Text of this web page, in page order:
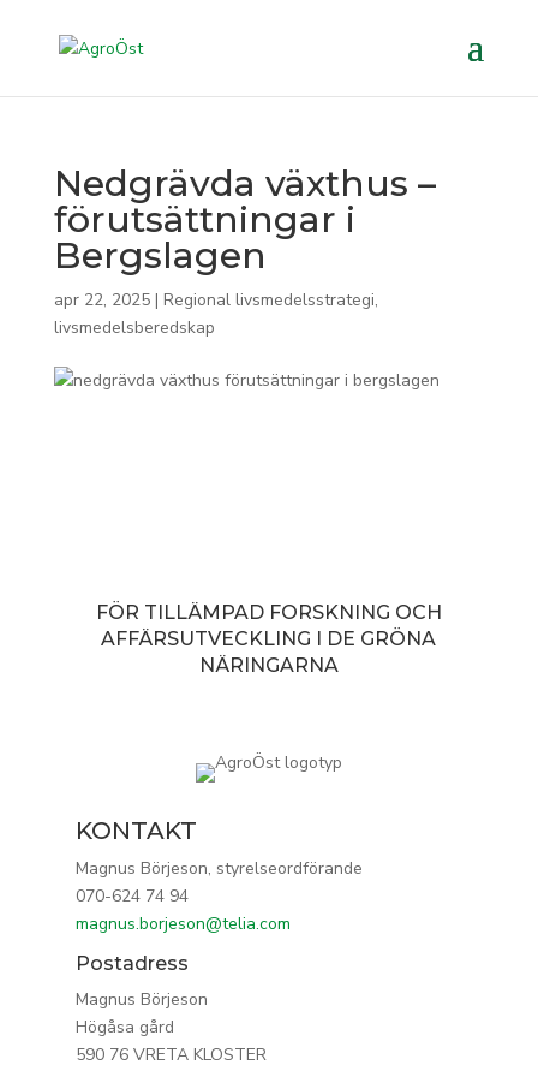
Nedgrävda växthus –
förutsättningar i
Bergslagen
apr 22, 2025| Regional livsmedelsstrategi,
livsmedelsberedskap
FÖR TILLÄMPAD FORSKNING OCH
AFFÄRSUTVECKLING I DE GRÖNA
NÄRINGARNA
KONTAKT
Magnus Börjeson, styrelseordförande
070-624 74 94
magnus.borjeson@telia.com
Postadress
Magnus Börjeson
Högåsa gård
590 76 VRETA KLOSTER